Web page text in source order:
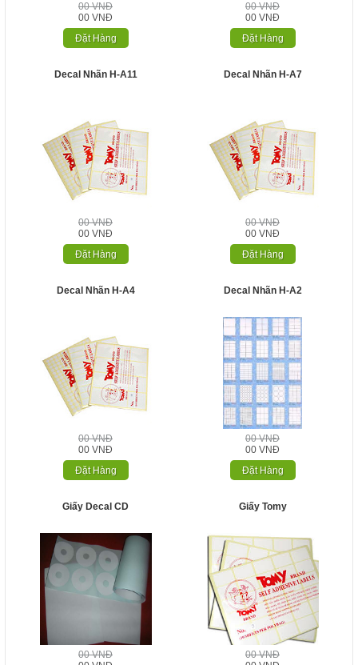
00 VNĐ
00 VNĐ
Đặt Hàng
00 VNĐ
00 VNĐ
Đặt Hàng
Decal Nhãn H-A11
00 VNĐ
00 VNĐ
Đặt Hàng
Decal Nhãn H-A7
00 VNĐ
00 VNĐ
Đặt Hàng
Decal Nhãn H-A4
00 VNĐ
00 VNĐ
Đặt Hàng
Decal Nhãn H-A2
00 VNĐ
00 VNĐ
Đặt Hàng
Giấy Decal CD
00 VNĐ
Giấy Tomy
00 VNĐ